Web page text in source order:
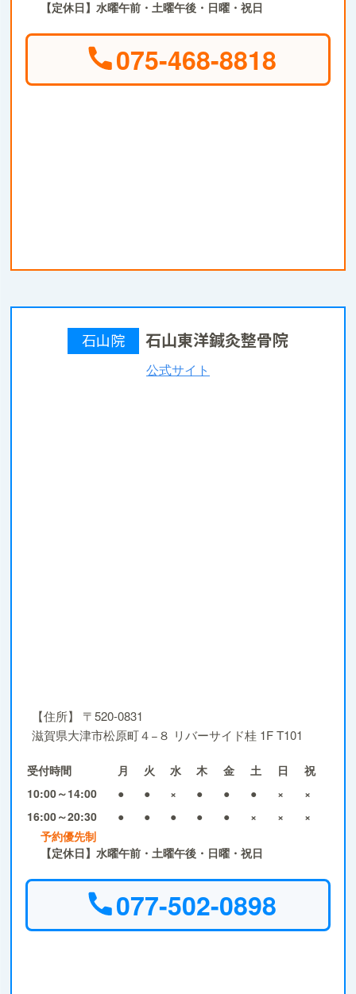
【定休日】水曜午前・土曜午後・日曜・祝日
075-468-8818
石山院 石山東洋鍼灸整骨院
公式サイト
【住所】
〒520-0831
滋賀県大津市松原町４−８ リバーサイド桂 1F T101
受付時間 月 火 水 木 金 土 日
祝
10:00～14:00
● ● × ● ● ● ×
×
16:00～20:30
● ● ● ● ● × ×
×
予約優先制
【定休日】水曜午前・土曜午後・日曜・祝日
077-502-0898